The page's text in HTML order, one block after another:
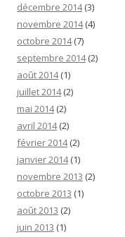
décembre 2014(3)
novembre 2014(4)
octobre 2014(7)
septembre 2014(2)
août 2014(1)
juillet 2014(2)
mai 2014(2)
avril 2014(2)
février 2014(2)
janvier 2014(1)
novembre 2013 (2)
octobre 2013 (1)
août 2013 (2)
juin 2013 (1)